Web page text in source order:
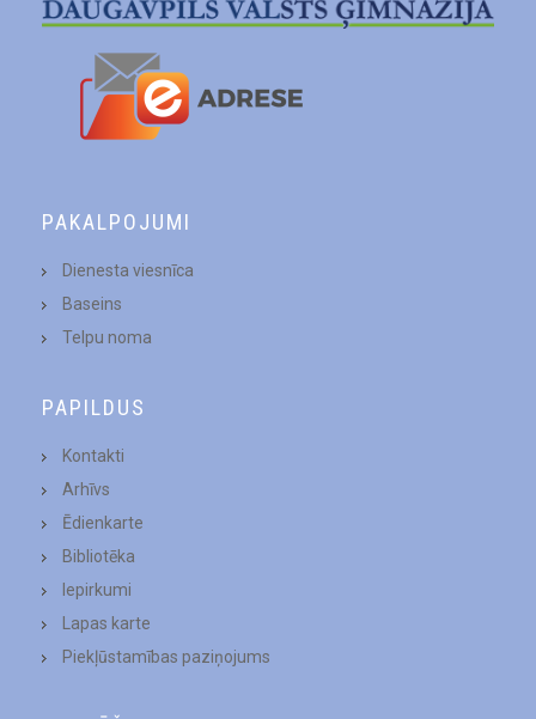
PAKALPOJUMI
Dienesta viesnīca
Baseins
Telpu noma
PAPILDUS
Kontakti
Arhīvs
Ēdienkarte
Bibliotēka
Iepirkumi
Lapas karte
Piekļūstamības paziņojums